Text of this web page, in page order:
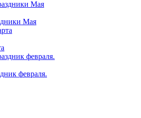
Мая
февраля.